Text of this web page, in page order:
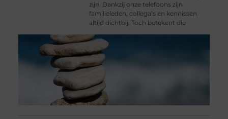
zijn. Dankzij onze telefoons zijn
familieleden, collega’s en kennissen
altijd dichtbij. Toch betekent die